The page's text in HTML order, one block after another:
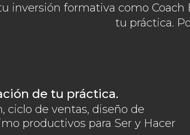
inversión formativa como
tu práctica.
de tu práctica.
ciclo de ventas, diseño de
productivos para Ser y Hacer